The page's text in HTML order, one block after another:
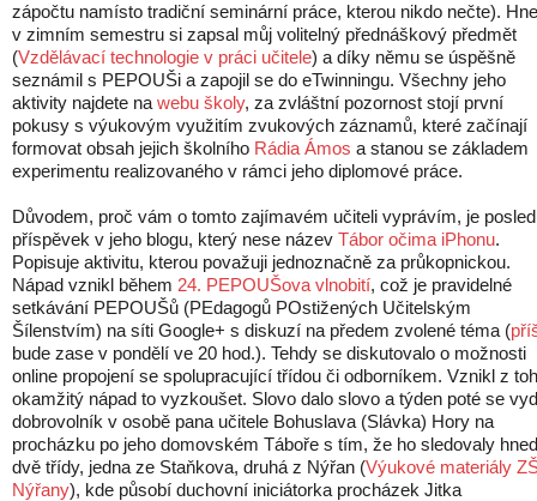
zápočtu namísto tradiční seminární práce, kterou nikdo nečte).
v zimním semestru si zapsal můj volitelný přednáškový předmět
(Vzdělávací technologie v práci učitele) a díky němu se úspěšně
seznámil s PEPOUŠi a zapojil se do eTwinningu. Všechny jeho
aktivity najdete na webu školy, za zvláštní pozornost stojí první
pokusy s výukovým využitím zvukových záznamů, které začínají
formovat obsah jejich školního Rádia Ámos a stanou se základem
experimentu realizovaného v rámci jeho diplomové práce.
Důvodem, proč vám o tomto zajímavém učiteli vyprávím, je
příspěvek v jeho blogu, který nese název Tábor očima iPhonu.
Popisuje aktivitu, kterou považuji jednoznačně za průkopnickou.
Nápad vznikl během 24. PEPOUŠova vlnobití, což je pravidelné
setkávání PEPOUŠů (PEdagogů POstižených Učitelským
Šílenstvím) na síti Google+ s diskuzí na předem zvolené téma (
bude zase v pondělí ve 20 hod.). Tehdy se diskutovalo o možnosti
online propojení se spolupracující třídou či odborníkem. Vznikl z
okamžitý nápad to vyzkoušet. Slovo dalo slovo a týden poté se
dobrovolník v osobě pana učitele Bohuslava (Slávka) Hory na
procházku po jeho domovském Táboře s tím, že ho sledovaly hned
dvě třídy, jedna ze Staňkova, druhá z Nýřan (Výukové materiály
Nýřany), kde působí duchovní iniciátorka procházek Jitka